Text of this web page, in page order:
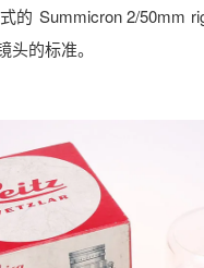
的 Summicron 2/50mm
头的标准。